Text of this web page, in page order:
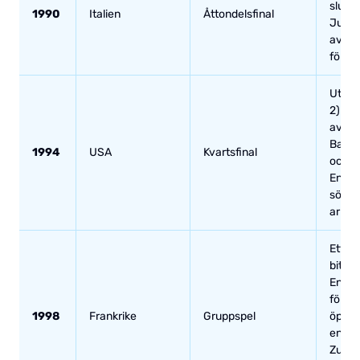
1990 Italien Åttondelsfinal
1994 USA Kvartsfinal
2)
1998 Frankrike Gruppspel
Ett
En
en